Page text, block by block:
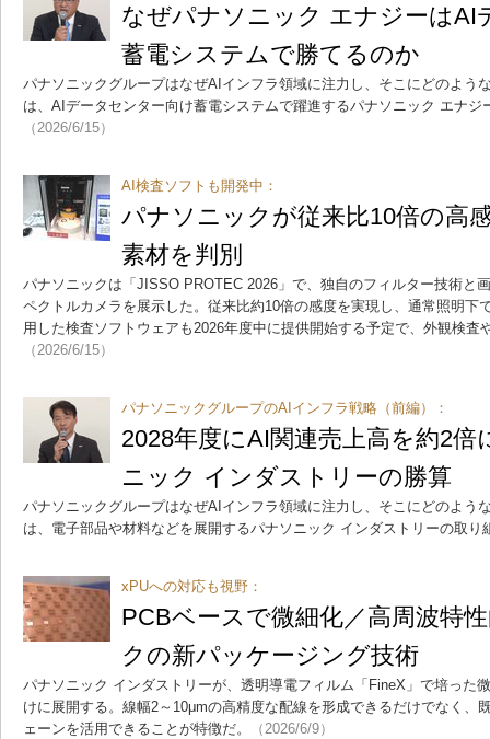
なぜパナソニック エナジーはAI
蓄電システムで勝てるのか
パナソニックグループはなぜAIインフラ領域に注力し、そこにどのよう
は、AIデータセンター向け蓄電システムで躍進するパナソニック エナジ
（2026/6/15）
AI検査ソフトも開発中：
パナソニックが従来比10倍の高
素材を判別
パナソニックは「JISSO PROTEC 2026」で、独自のフィルター技術と
ペクトルカメラを展示した。従来比約10倍の感度を実現し、通常照明下
用した検査ソフトウェアも2026年度中に提供開始する予定で、外観検査
（2026/6/15）
パナソニックグループのAIインフラ戦略（前編）：
2028年度にAI関連売上高を約2
ニック インダストリーの勝算
パナソニックグループはなぜAIインフラ領域に注力し、そこにどのよう
は、電子部品や材料などを展開するパナソニック インダストリーの取り
xPUへの対応も視野：
PCBベースで微細化／高周波特
クの新パッケージング技術
パナソニック インダストリーが、透明導電フィルム「FineX」で培った
けに展開する。線幅2～10μmの高精度な配線を形成できるだけでなく、
ェーンを活用できることが特徴だ。
（2026/6/9）